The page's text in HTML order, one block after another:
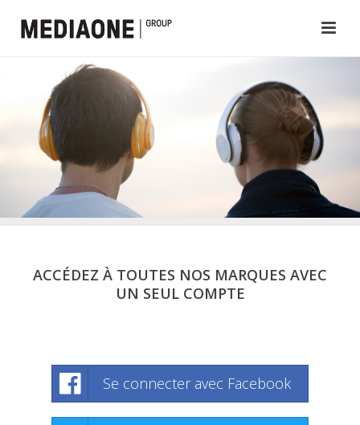
ACCÉDEZ À TOUTES NOS MARQUES AVEC
UN SEUL COMPTE
Se connecter avec Facebook